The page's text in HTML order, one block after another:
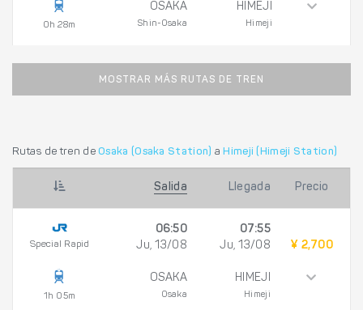
0h 28m
OSAKA
Shin-Osaka
HIMEJI
Himeji
MOSTRAR MÁS RUTAS DE TREN
Rutas de tren deOsaka (Osaka Station) a Himeji (Himeji Station)
Salida Llegada Precio
Special Rapid
1h 05m
06:50
Ju, 13/08
OSAKA
Osaka
07:55
Ju, 13/08
HIMEJI
Himeji
¥ 2,700